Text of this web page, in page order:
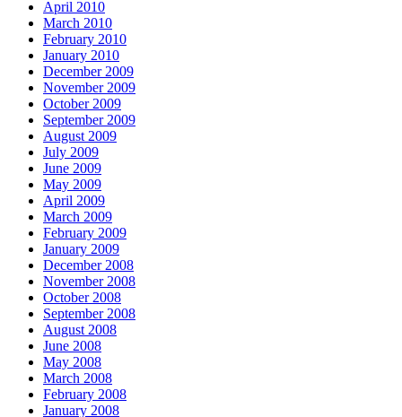
April 2010
March 2010
February 2010
January 2010
December 2009
November 2009
October 2009
September 2009
August 2009
July 2009
June 2009
May 2009
April 2009
March 2009
February 2009
January 2009
December 2008
November 2008
October 2008
September 2008
August 2008
June 2008
May 2008
March 2008
February 2008
January 2008